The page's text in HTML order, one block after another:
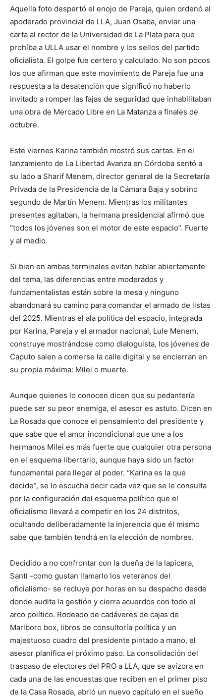
Aquella foto despertó el enojo de Pareja, quien ordenó al
apoderado provincial de LLA, Juan Osaba, enviar una
carta al rector de la Universidad de La Plata para que
prohíba a ULLA usar el nombre y los sellos del partido
oficialista. El golpe fue certero y calculado. No son pocos
los que afirman que este movimiento de Pareja fue una
respuesta a la desatención que significó no haberlo
invitado a romper las fajas de seguridad que inhabilitaban
una obra de Mercado Libre en La Matanza a finales de
octubre.
Este viernes Karina también mostró sus cartas. En el
lanzamiento de La Libertad Avanza en Córdoba sentó a
su lado a Sharif Menem, director general de la Secretaría
Privada de la Presidencia de la Cámara Baja y sobrino
segundo de Martín Menem. Mientras los militantes
presentes agitaban, la hermana presidencial afirmó que
“todos los jóvenes son el motor de este espacio”. Fuerte
y al medio.
Si bien en ambas terminales evitan hablar abiertamente
del tema, las diferencias entre moderados y
fundamentalistas están sobre la mesa y ninguno
abandonará su camino para comandar el armado de listas
del 2025. Mientras el ala política del espacio, integrada
por Karina, Pareja y el armador nacional, Lule Menem,
construye mostrándose como dialoguista, los jóvenes de
Caputo salen a comerse la calle digital y se encierran en
su propia máxima: Milei o muerte.
Aunque quienes lo conocen dicen que su pedantería
puede ser su peor enemiga, el asesor es astuto. Dicen en
La Rosada que conoce el pensamiento del presidente y
que sabe que el amor incondicional que une a los
hermanos Milei es más fuerte que cualquier otra persona
en el esquema libertario, aunque haya sido un factor
fundamental para llegar al poder. “Karina es la que
decide”, se lo escucha decir cada vez que se le consulta
por la configuración del esquema político que el
oficialismo llevará a competir en los 24 distritos,
ocultando deliberadamente la injerencia que él mismo
sabe que también tendrá en la elección de nombres.
Decidido a no confrontar con la dueña de la lapicera,
Santi -como gustan llamarlo los veteranos del
oficialismo- se recluye por horas en su despacho desde
donde audita la gestión y cierra acuerdos con todo el
arco político. Rodeado de cadáveres de cajas de
Marlboro box, libros de consultoría política y un
majestuoso cuadro del presidente pintado a mano, el
asesor planifica el próximo paso. La consolidación del
traspaso de electores del PRO a LLA, que se avizora en
cada una de las encuestas que reciben en el primer piso
de la Casa Rosada, abrió un nuevo capítulo en el sueño